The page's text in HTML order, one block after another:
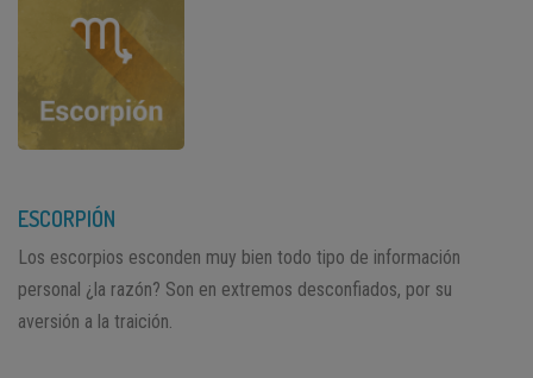
ESCORPIÓN
Los escorpios esconden muy bien todo tipo de información
personal ¿la razón? Son en extremos desconfiados, por su
aversión a la traición.